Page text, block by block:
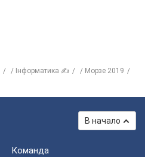
Інформатика ✍
Морзе 2019
В начало
Команда